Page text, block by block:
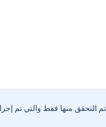
التحقق منها فقط والتي تم